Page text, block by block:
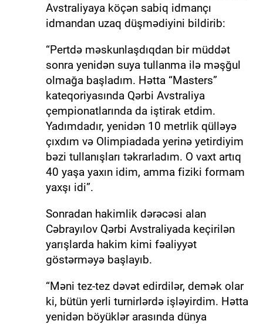
Avstraliyaya köçən sabiq idmançı
idmandan uzaq düşmədiyini bildirib:
“Pertdə məskunlaşdıqdan bir müddət
sonra yenidən suya tullanma ilə məşğul
olmağa başladım. Hətta “Masters”
kateqoriyasında Qərbi Avstraliya
çempionatlarında da iştirak etdim.
Yadımdadır, yenidən 10 metrlik qülləyə
çıxdım və Olimpiadada yerinə yetirdiyim
bəzi tullanışları təkrarladım. O vaxt artıq
40 yaşa yaxın idim, amma fiziki formam
yaxşı idi”.
Sonradan hakimlik dərəcəsi alan
Cəbrayılov Qərbi Avstraliyada keçirilən
yarışlarda hakim kimi fəaliyyət
göstərməyə başlayıb.
“Məni tez-tez dəvət edirdilər, demək olar
ki, bütün yerli turnirlərdə işləyirdim. Hətta
yenidən böyüklər arasında dünya